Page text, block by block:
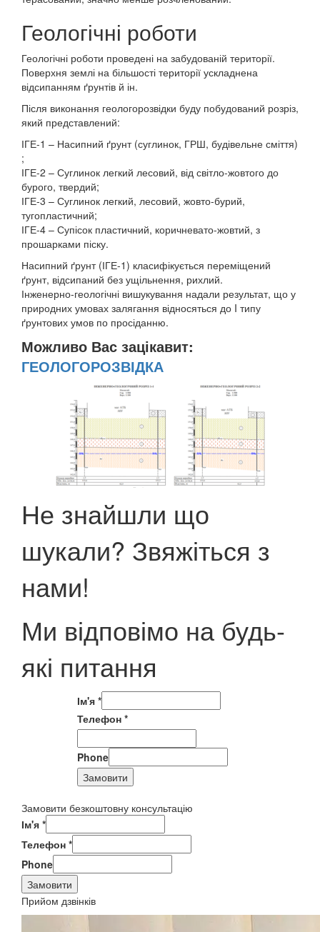
Геологічні роботи
Геологічні роботи проведені на забудованій території.
Поверхня землі на більшості території ускладнена
відсипанням ґрунтів й ін.
Після виконання геологорозвідки буду побудований розріз,
який представлений:
ІГЕ-1 – Насипний ґрунт (суглинок, ГРШ, будівельне сміття)
;
ІГЕ-2 – Суглинок легкий лесовий, від світло-жовтого до
бурого, твердий;
ІГЕ-3 – Суглинок легкий, лесовий, жовто-бурий,
тугопластичний;
ІГЕ-4 – Супісок пластичний, коричневато-жовтий, з
прошарками піску.
Насипний ґрунт (ІГЕ-1) класифікується переміщений
ґрунт, відсипаний без ущільнення, рихлий.
Інженерно-геологічні вишукування надали результат, що у
природних умовах залягання відносяться до I типу
ґрунтових умов по просіданню.
Можливо Вас зацікавит:
ГЕОЛОГОРОЗВІДКА
Не знайшли що
шукали? Звяжіться з
нами!
Ми відповімо на будь-
які питання
Ім'я *
Телефон *
Phone
Замовити
Замовити безкоштовну консультацію
Ім'я *
Телефон *
Phone
Замовити
Прийом дзвінків